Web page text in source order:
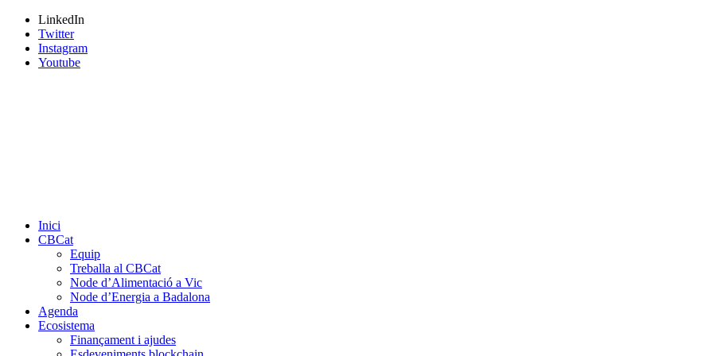
LinkedIn
Twitter
Instagram
Youtube
Inici
CBCat
Equip
Treballa al CBCat
Node d’Alimentació a Vic
Node d’Energia a Badalona
Agenda
Ecosistema
Finançament i ajudes